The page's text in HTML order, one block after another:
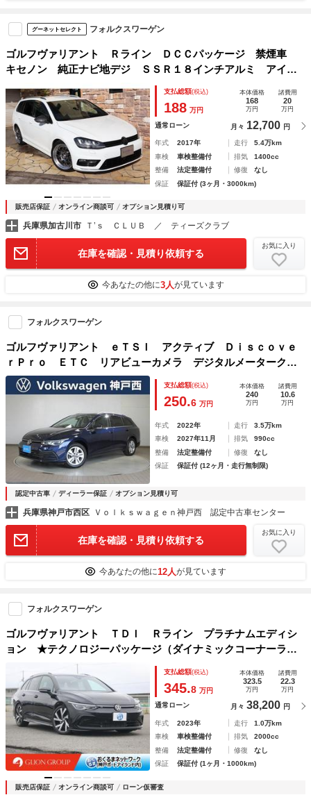
グーネットセレクト フォルクスワーゲン
ゴルフヴァリアント Ｒライン ＤＣＣパッケージ 禁煙車
キセノン 純正ナビ地デジ ＳＳＲ１８インチアルミ アイバ
ッハサスアインザッツマフラー アダクティブクルーズコント
ロール ＥＴＣ レーンアシスト ＰＰＴスロットルコントロ
ーラー
支払総額(税込)
188 万円
本体価格
168
万円
諸費用
20
万円
通常ローン 月々 12,700 円
年式 2017年 走行
5.4万km
車検
車検整備付 排気
1400cc
整備
法定整備付 修復
なし
保証
保証付 (3ヶ月・3000km)
販売店保証 オンライン商談可 オプション見積り可
兵庫県加古川市 Ｔ’ｓ ＣＬＵＢ ／ ティーズクラブ
在庫を確認・見積り依頼する
お気に入り
今あなたの他に3人が見ています
フォルクスワーゲン
ゴルフヴァリアント ｅＴＳＩ アクティブ Ｄｉｓｃｏｖｅ
ｒＰｒｏ ＥＴＣ リアビューカメラ デジタルメータークラ
スター ブレーキアシスト エマージェンシーストップシグナ
ル プリクラッシュブレーキシステム
支払総額(税込)
250.6 万円
本体価格
240
万円
諸費用
10.6
万円
年式 2022年 走行
3.5万km
車検
2027年11月 排気
990cc
整備
法定整備付 修復
なし
保証
保証付 (12ヶ月・走行無制限)
認定中古車 ディーラー保証 オプション見積り可
兵庫県神戸市西区 Ｖｏｌｋｓｗａｇｅｎ神戸西 認定中古車センター
在庫を確認・見積り依頼する
お気に入り
今あなたの他に12人が見ています
フォルクスワーゲン
ゴルフヴァリアント ＴＤＩ Ｒライン プラチナムエディシ
ョン ★テクノロジーパッケージ（ダイナミックコーナーライ
ト・ダイナミックライトアシスト・ＬＥＤマトリックスヘッド
ライト・ヘッドアップディスプレイ・ＬＥＤテールランプ）★
ディスカバリープロ
支払総額(税込)
345.8 万円
本体価格
323.5
万円
諸費用
22.3
万円
通常ローン 月々 38,200 円
年式 2023年 走行
1.0万km
車検
車検整備付 排気
2000cc
整備
法定整備付 修復
なし
保証
保証付 (1ヶ月・1000km)
販売店保証 オンライン商談可 ローン仮審査